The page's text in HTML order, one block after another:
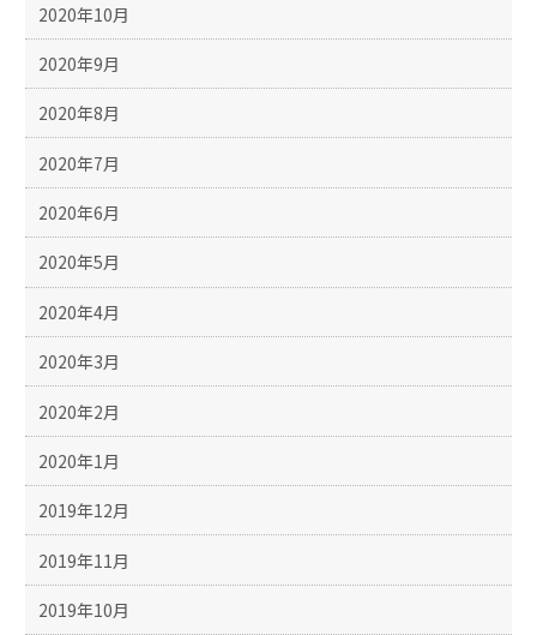
2020年10月
2020年9月
2020年8月
2020年7月
2020年6月
2020年5月
2020年4月
2020年3月
2020年2月
2020年1月
2019年12月
2019年11月
2019年10月